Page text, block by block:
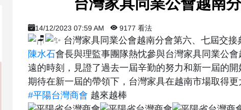
14/12/2023 07:59 AM 9177 看法
台灣家具同業公會越南分會第六、七屆交接
陳水石會長與理監事團隊熱忱參與台灣家具同業公
遠的時刻，見證了過去一屆辛勤的努力和新一屆的開
期待在新一屆的帶領下，台灣家具在越南市場取得更
#平陽台灣商會 越來越棒